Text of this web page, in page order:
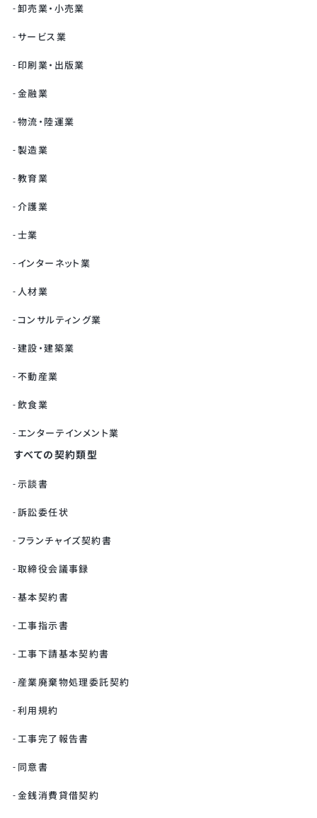
卸売業・小売業
サービス業
印刷業・出版業
金融業
物流・陸運業
製造業
教育業
介護業
士業
インターネット業
人材業
コンサルティング業
建設・建築業
不動産業
飲食業
エンターテインメント業
すべての契約類型
示談書
訴訟委任状
フランチャイズ契約書
取締役会議事録
基本契約書
工事指示書
工事下請基本契約書
産業廃棄物処理委託契約
利用規約
工事完了報告書
同意書
金銭消費貸借契約